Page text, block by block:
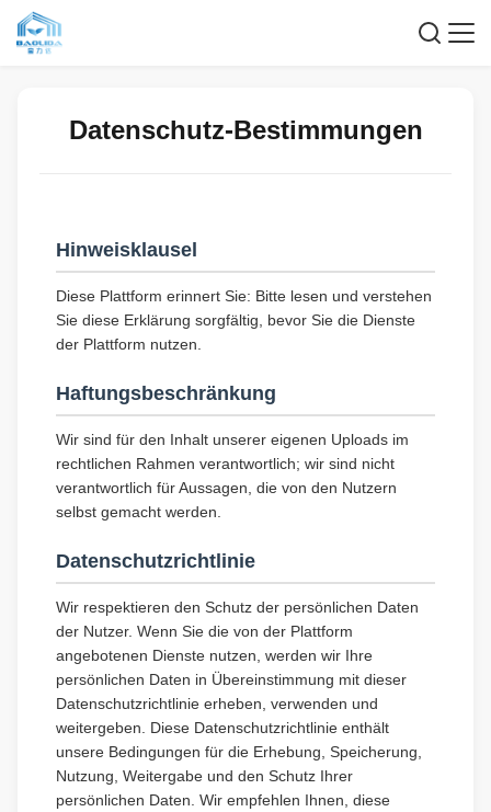
Datenschutz-Bestimmungen
Hinweisklausel
Diese Plattform erinnert Sie: Bitte lesen und verstehen
Sie diese Erklärung sorgfältig, bevor Sie die Dienste
der Plattform nutzen.
Haftungsbeschränkung
Wir sind für den Inhalt unserer eigenen Uploads im
rechtlichen Rahmen verantwortlich; wir sind nicht
verantwortlich für Aussagen, die von den Nutzern
selbst gemacht werden.
Datenschutzrichtlinie
Wir respektieren den Schutz der persönlichen Daten
der Nutzer. Wenn Sie die von der Plattform
angebotenen Dienste nutzen, werden wir Ihre
persönlichen Daten in Übereinstimmung mit dieser
Datenschutzrichtlinie erheben, verwenden und
weitergeben. Diese Datenschutzrichtlinie enthält
unsere Bedingungen für die Erhebung, Speicherung,
Nutzung, Weitergabe und den Schutz Ihrer
persönlichen Daten. Wir empfehlen Ihnen, diese